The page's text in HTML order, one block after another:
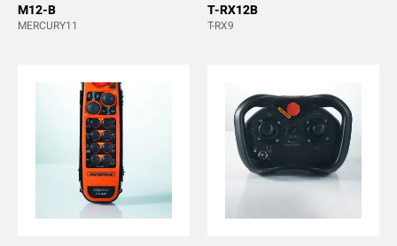
M12-B
MERCURY11
T-RX12B
T-RX9